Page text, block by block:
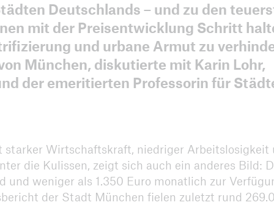
Deutschlands – und zu den
mit der Preisentwicklung Schritt
und urbane Armut zu
München, diskutierte mit Karin Lohr,
der emeritierten Professorin für
Wirtschaftskraft, niedriger Arbeitslosigkeit
die Kulissen, zeigt sich auch ein anderes Bild:
und weniger als 1.350 Euro monatlich zur
der Stadt München fielen zuletzt rund